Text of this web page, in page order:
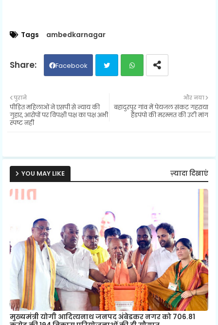
Tags ambedkarnagar
Facebook
ter ats
और नया
बहादुरपुर गांव में पेयजल संकट गहराया
हैंडपंपो की मरम्मत की उठी मांग
पुराने
पीड़ित महिलाओं ने एसपी से न्याय की
गुहार, आरोपों पर विपक्षी पक्ष का पक्ष अभी
स्पष्ट नहीं
YOU MAY LIKE ज़्यादा दिखाएं
मुख्यमंत्री योगी आदित्यनाथ जनपद अंबेडकर नगर को 706.81